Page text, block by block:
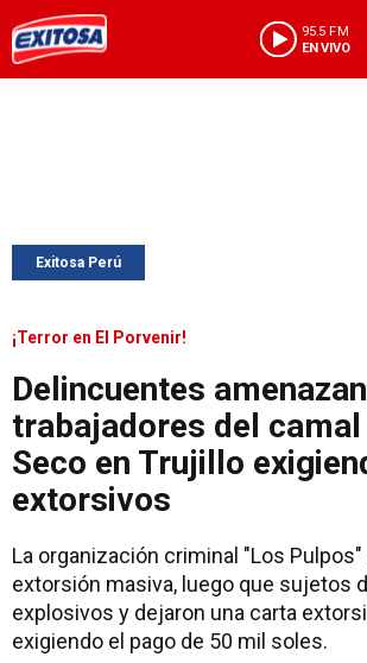
95.5 FM
EN VIVO
Exitosa Perú
¡Terror en El Porvenir!
Delincuentes
trabajadores del camal
Seco en Trujillo
extorsivos
La organización criminal "Los
extorsión masiva, luego que sujetos
explosivos y dejaron una carta
exigiendo el pago de 50 mil soles.